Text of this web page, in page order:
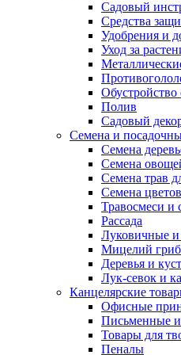
Садовый
Средства
Удобрения и
Уход за
Обустройство
Полив
Садовый
Семена и
Семена
Семена
Семена трав
Семена цветов
Травосмеси и
Рассада
Луковичные и
Мицелий
Деревья и
Лук-севок и
Канцелярские
Офисные
Письменные
Товары для
Пеналы